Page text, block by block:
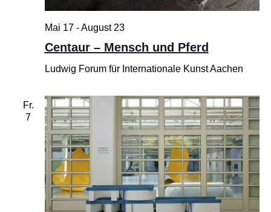
Centaur – Mensch und Pferd
Mai 17-August 23
Ludwig Forum für Internationale Kunst Aachen
Fr.
7